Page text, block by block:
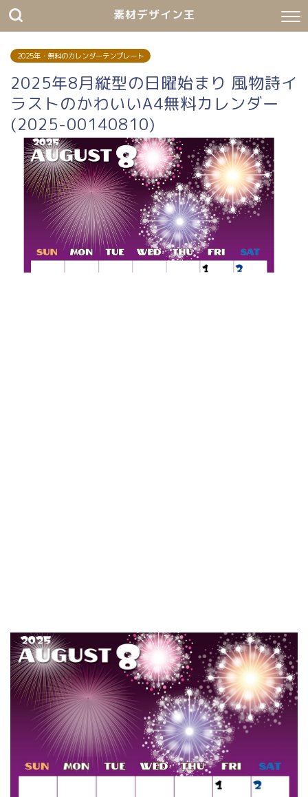
素材デザイン王
2025年・無料のカレンダーテンプレート
2025年8月縦型の日曜始まり 風物詩イ
ラストのかわいいA4無料カレンダー
(2025-00140810)